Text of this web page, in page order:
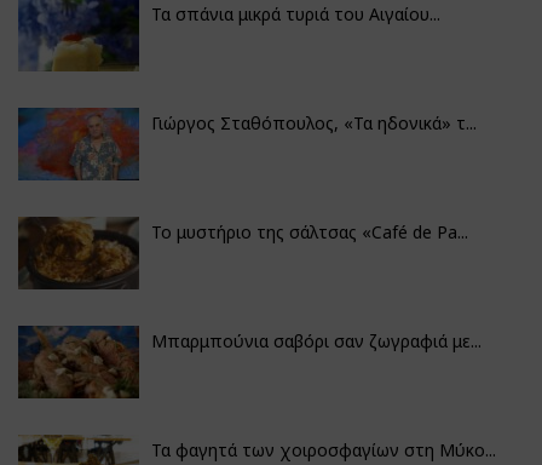
Τα σπάνια μικρά τυριά του Αιγαίου...
Γιώργος Σταθόπουλος, «Τα ηδονικά» τ...
Το μυστήριο της σάλτσας «Café de Pa...
Μπαρμπούνια σαβόρι σαν ζωγραφιά με...
Τα φαγητά των χοιροσφαγίων στη Μύκο...